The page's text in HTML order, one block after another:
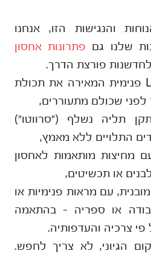
והנגישות הזו, אנחנו
שלנו גם פתרונות אחסון
לחדשנות פורצת הדרך.
ארונות עם תאורת LED פנימית המאירה את תכולת
לפני שכולם מתעוררים,
תליה נשלף ("סרווטו")
התלויים ללא מאמץ,
מחיצות מותאמות לאחסון
או תכשיטים,
עם מראות פנימיות או
או ספריה – בהתאמה
צרכיה והעדפותיה.
הגיוני, לא צריך לחפש.